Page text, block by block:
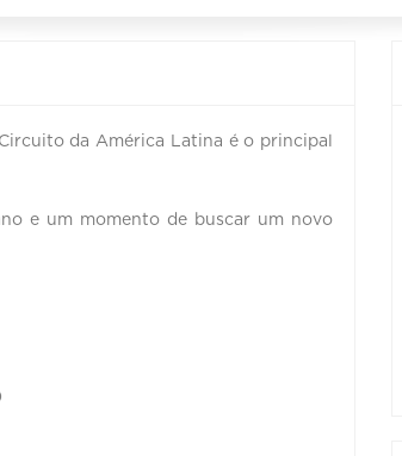
da América Latina é o principal
e um momento de buscar um novo